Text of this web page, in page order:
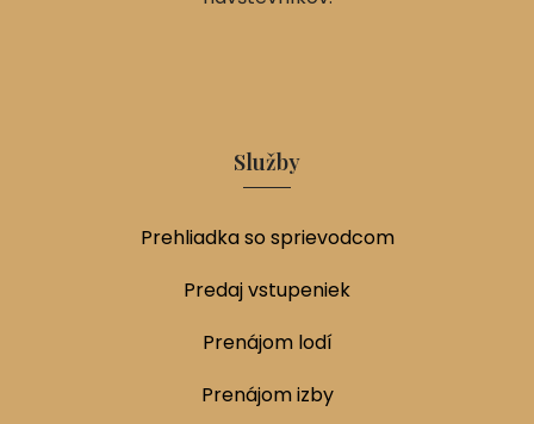
Služby
Prehliadka so sprievodcom
Predaj vstupeniek
Prenájom lodí
Prenájom izby